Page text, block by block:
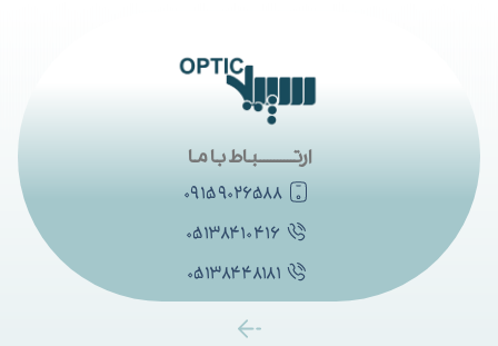
ارتــــــــــباط با ما
۰۹۱۵۹۰۲۶۵۸۸
۰۵۱۳۸۴۱۰۴۱۶
۰۵۱۳۸۴۴۸۱۸۱